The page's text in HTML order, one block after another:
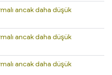
ancak daha düşük
ancak daha düşük
ancak daha düşük